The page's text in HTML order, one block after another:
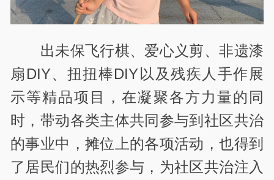
出未保飞行棋、爱心义剪、非遗漆
扇DIY、扭扭棒DIY以及残疾人手作展
示等精品项目，在凝聚各方力量的同
时，带动各类主体共同参与到社区共治
的事业中，摊位上的各项活动，也得到
了居民们的热烈参与，为社区共治注入